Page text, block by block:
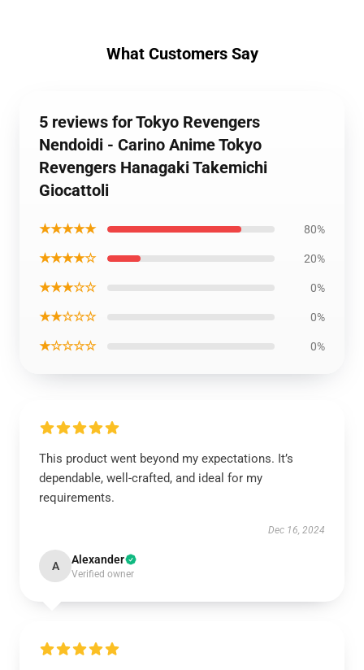
What Customers Say
5 reviews for Tokyo Revengers
Nendoidi - Carino Anime Tokyo
Revengers Hanagaki Takemichi
Giocattoli
★★★★★ 80%
★★★★☆ 20%
★★★☆☆ 0%
★★☆☆☆ 0%
★☆☆☆☆ 0%
This product went beyond my expectations. It’s
dependable, well-crafted, and ideal for my
requirements.
Dec 16, 2024
A Alexander
Verified owner